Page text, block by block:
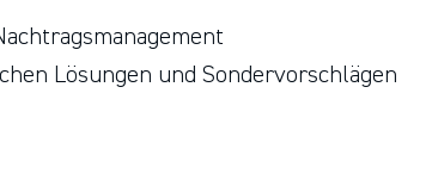
Lösungen und Sondervorschlägen